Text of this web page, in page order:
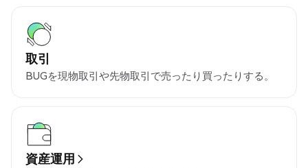
取引
BUGを現物取引や先物取引で売ったり買ったりする。
資産運用